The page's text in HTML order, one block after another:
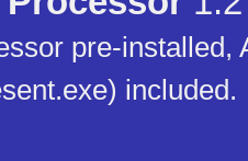
pre-installed,
included.